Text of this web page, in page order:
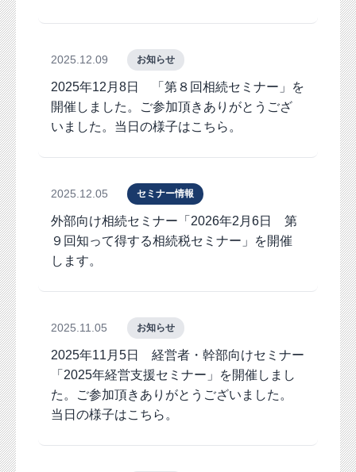
2025.12.09 お知らせ
2025年12月8日 「第８回相続セミナー」を
開催しました。ご参加頂きありがとうござ
いました。当日の様子はこちら。
2025.12.05 セミナー情報
外部向け相続セミナー「2026年2月6日 第
９回知って得する相続税セミナー」を開催
します。
2025.11.05 お知らせ
2025年11月5日 経営者・幹部向けセミナー
「2025年経営支援セミナー」を開催しまし
た。ご参加頂きありがとうございました。
当日の様子はこちら。